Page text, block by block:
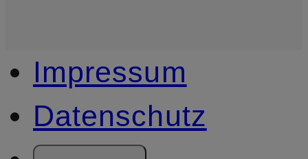
Impressum
Datenschutz